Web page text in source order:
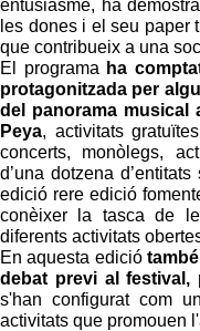
entusiasme, ha
les dones i el seu paper
que contribueix a una
El programa ha
protagonitzada per
del panorama musical
Peya, activitats
concerts, monòlegs,
d’una dotzena
edició rere edició
conèixer la tasca de
diferents activitats
En aquesta ediciótambé
debat previ al festival,
s'han configurat com
activitats que promouen